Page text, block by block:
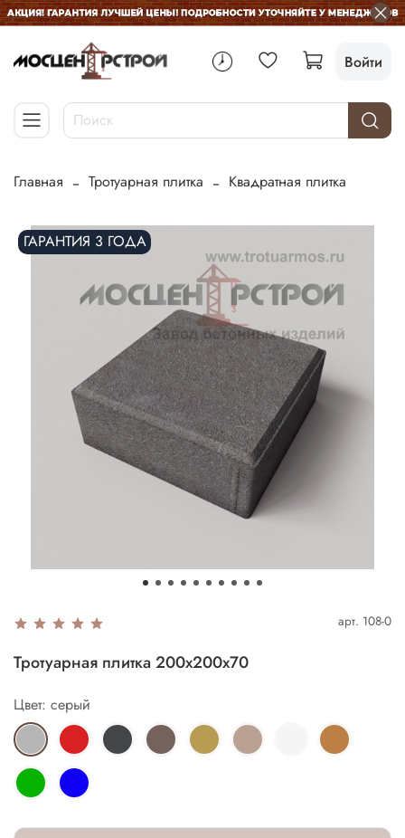
Войти
Главная Тротуарная плитка Квадратная плитка
ГАРАНТИЯ 3 ГОДА
арт. 108-0
Тротуарная плитка 200х200х70
Цвет: серый